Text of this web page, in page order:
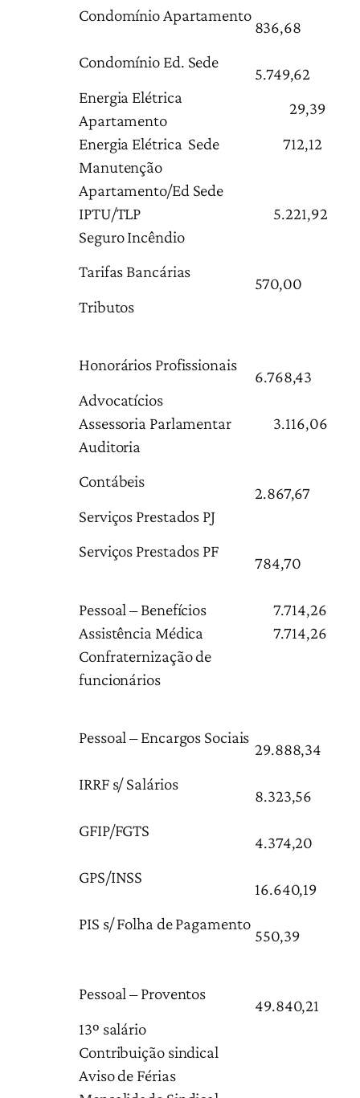
Condomínio Apartamento
836,68
Condomínio Ed. Sede
5.749,62
Energia Elétrica
Apartamento
29,39
Energia Elétrica Sede
712,12
Manutenção
Apartamento/Ed Sede
IPTU/TLP
5.221,92
Seguro Incêndio
Tarifas Bancárias
570,00
Tributos
Honorários Profissionais
6.768,43
Advocatícios
Assessoria Parlamentar
3.116,06
Auditoria
Contábeis
2.867,67
Serviços Prestados PJ
Serviços Prestados PF
784,70
Pessoal – Benefícios
7.714,26
Assistência Médica
7.714,26
Confraternização de
funcionários
Pessoal – Encargos Sociais
29.888,34
IRRF s/ Salários
8.323,56
GFIP/FGTS
4.374,20
GPS/INSS
16.640,19
PIS s/ Folha de Pagamento
550,39
Pessoal – Proventos
49.840,21
13º salário
Contribuição sindical
Aviso de Férias